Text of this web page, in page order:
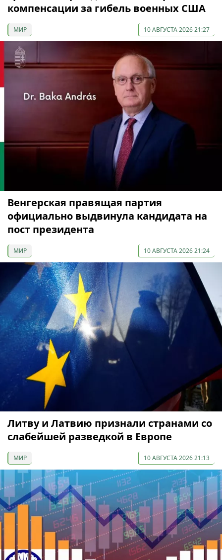
компенсации за гибель военных США
МИР 10 АВГУСТА 2026 21:27
Венгерская правящая партия
официально выдвинула кандидата на
пост президента
МИР 10 АВГУСТА 2026 21:24
Литву и Латвию признали странами со
слабейшей разведкой в Европе
МИР 10 АВГУСТА 2026 21:13